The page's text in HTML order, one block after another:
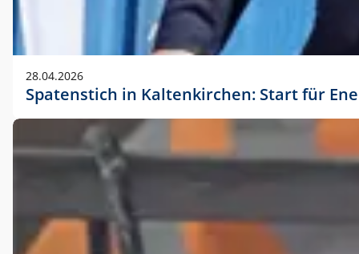
28.04.2026
Spatenstich in Kaltenkirchen: Start für